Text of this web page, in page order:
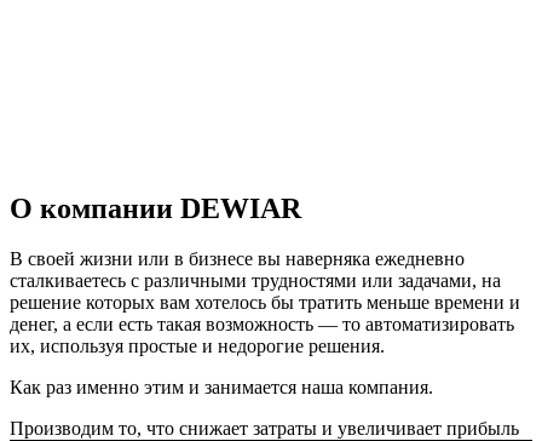
О компании DEWIAR
В своей жизни или в бизнесе вы наверняка ежедневно
сталкиваетесь с различными трудностями или задачами, на
решение которых вам хотелось бы тратить меньше времени и
денег, а если есть такая возможность — то автоматизировать
их, используя простые и недорогие решения.
Как раз именно этим и занимается наша компания.
Производим то, что снижает затраты и увеличивает прибыль